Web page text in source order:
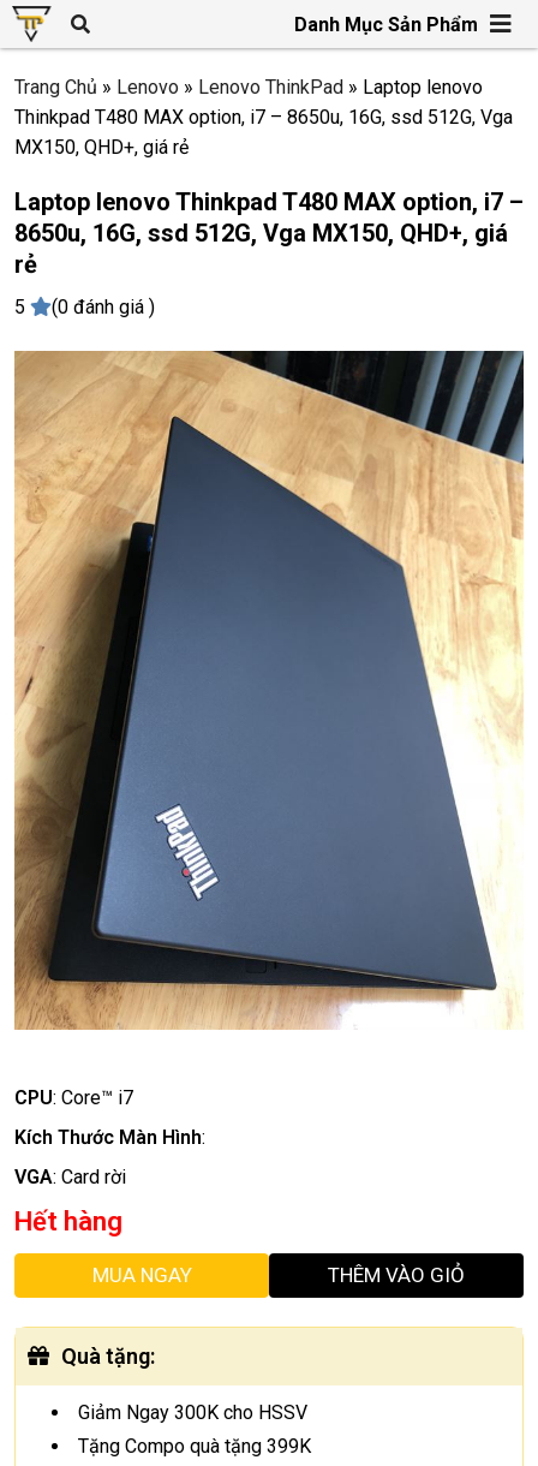
Danh Mục Sản Phẩm
Trang Chủ » Lenovo » Lenovo ThinkPad » Laptop lenovo
Thinkpad T480 MAX option, i7 – 8650u, 16G, ssd 512G, Vga
MX150, QHD+, giá rẻ
Laptop lenovo Thinkpad T480 MAX option, i7 –
8650u, 16G, ssd 512G, Vga MX150, QHD+, giá
rẻ
5 (0 đánh giá )
CPU: Core™ i7
Kích Thước Màn Hình:
VGA: Card rời
Hết hàng
MUA NGAY THÊM VÀO GIỎ
Quà tặng:
Giảm Ngay 300K cho HSSV
Tặng Compo quà tặng 399K